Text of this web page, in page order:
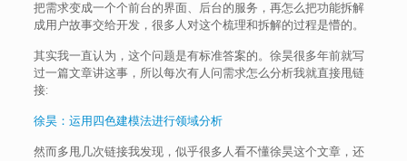
把需求变成一个个前台的界面、后台的服务，再怎么把功能拆解
成用户故事交给开发，很多人对这个梳理和拆解的过程是懵的。
其实我一直认为，这个问题是有标准答案的。徐昊很多年前就写
过一篇文章讲这事，所以每次有人问需求怎么分析我就直接甩链
接:
徐昊：运用四色建模法进行领域分析
然而多甩几次链接我发现，似乎很多人看不懂徐昊这个文章，还